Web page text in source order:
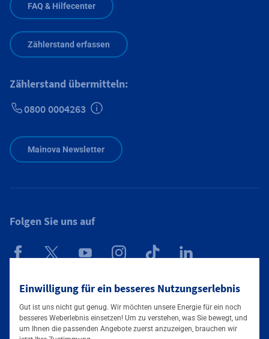
Einwilligung für ein besseres Nutzungserlebnis
Gut ist uns nicht gut genug. Wir möchten unsere Energie für ein noch
besseres Weberlebnis einsetzen! Um zu verstehen, was Sie bewegt, und
um Ihnen die passenden Angebote zuerst anzuzeigen, brauchen wir
FAQ & Hilfecenter
Zählerstand erfassen
Zählerstand übermitteln:
0800 0004263
Mainova Newsletter
Folgen Sie uns auf
Mainova App